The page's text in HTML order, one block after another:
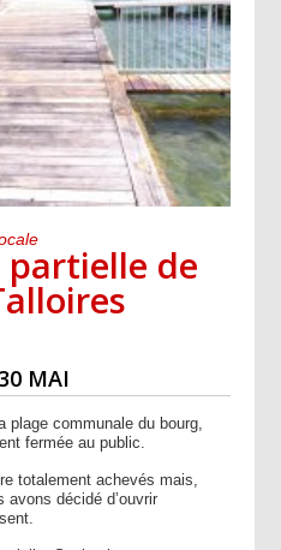
partielle de
MAI
plage communale du bourg,
fermée au public.
totalement achevés mais,
décidé d’ouvrir